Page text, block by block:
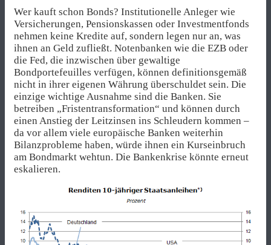
Wer kauft schon Bonds? Institutionelle Anleger wie
Versicherungen, Pensionskassen oder Investmentfonds
nehmen keine Kredite auf, sondern legen nur an, was
ihnen an Geld zufließt. Notenbanken wie die EZB oder
die Fed, die inzwischen über gewaltige
Bondportefeuilles verfügen, können definitionsgemäß
nicht in ihrer eigenen Währung überschuldet sein. Die
einzige wichtige Ausnahme sind die Banken. Sie
betreiben „Fristentransformation“ und können durch
einen Anstieg der Leitzinsen ins Schleudern kommen –
da vor allem viele europäische Banken weiterhin
Bilanzprobleme haben, würde ihnen ein Kurseinbruch
am Bondmarkt wehtun. Die Bankenkrise könnte erneut
eskalieren.